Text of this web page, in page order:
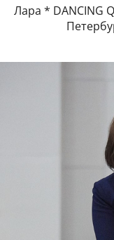
Лара * DANCING